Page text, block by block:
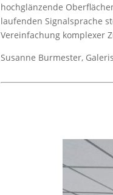
hochglänzende
laufenden Signalsprache
Vereinfachung komplexer
Susanne Burmester,